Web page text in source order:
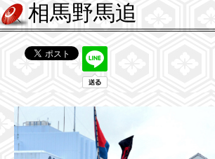
相馬野馬追